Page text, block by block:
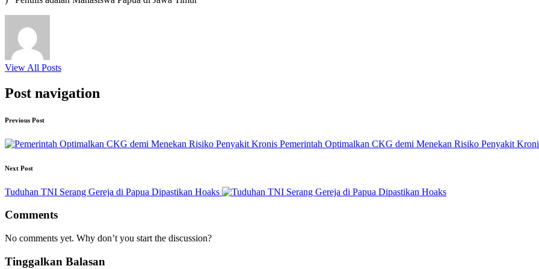
View All Posts
Post navigation
Previous Post
Pemerintah Optimalkan CKG demi Menekan Risiko Penyakit
Next Post
Tuduhan TNI Serang Gereja di Papua Dipastikan Hoaks
Comments
No comments yet. Why don’t you start the discussion?
Tinggalkan Balasan